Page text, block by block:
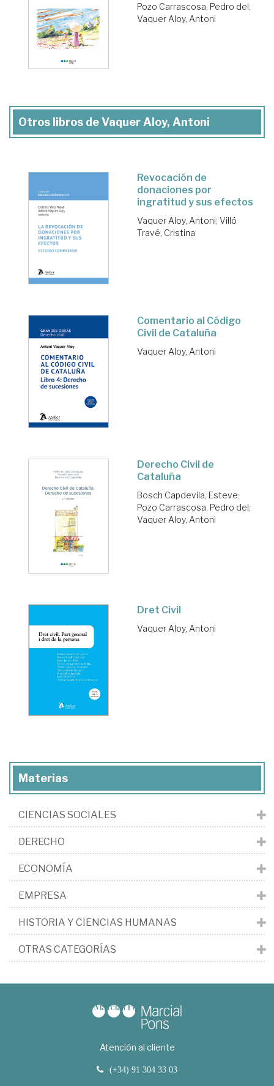
Pozo Carrascosa, Pedro del;
Vaquer Aloy, Antoni
Otros libros de Vaquer Aloy, Antoni
Revocación de
donaciones por
ingratitud y sus efectos
Vaquer Aloy, Antoni; Villó
Travé, Cristina
Comentario al Código
Civil de Cataluña
Vaquer Aloy, Antoni
Derecho Civil de
Cataluña
Bosch Capdevila, Esteve;
Pozo Carrascosa, Pedro del;
Vaquer Aloy, Antoni
Dret Civil
Vaquer Aloy, Antoni
Materias
CIENCIAS SOCIALES
DERECHO
ECONOMÍA
EMPRESA
HISTORIA Y CIENCIAS HUMANAS
OTRAS CATEGORÍAS
Atención al cliente
(+34) 91 304 33 03